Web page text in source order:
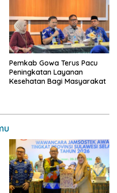
Pemkab Gowa Terus Pacu
Peningkatan Layanan
Kesehatan Bagi Masyarakat